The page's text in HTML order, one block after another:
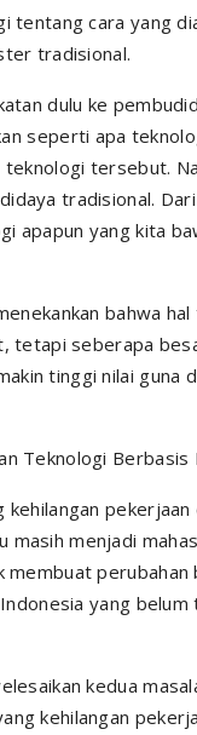
tentang cara yang
tradisional.
dulu ke
seperti apa
tersebut.
tradisional.
apapun yang kita
bahwa
seberapa
tinggi nilai
Teknologi
menjadi
perubahan
yang belum
kedua
kehilangan